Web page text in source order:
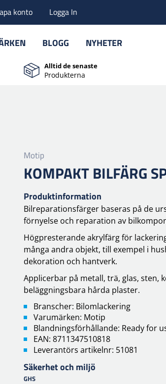
konto Logga In
BLOGG NYHETER
Alltid de senaste
Produkterna
Motip
KOMPAKT BILFÄRG
Produktinformation
Bilreparationsfärger baseras på de
förnyelse och reparation av
Högpresterande akrylfärg för
många andra objekt, till exempel i
dekoration och hantverk.
Applicerbar på metall, trä, glas, sten,
beläggningsbara hårda plaster.
Branscher: Bilomlackering
Varumärken: Motip
Blandningsförhållande: Ready for
EAN: 8711347510818
Leverantörs artikelnr: 51081
Säkerhet och miljö
GHS